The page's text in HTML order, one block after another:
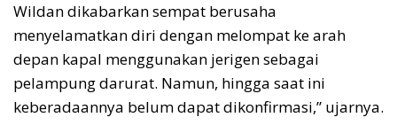
Wildan dikabarkan sempat berusaha
menyelamatkan diri dengan melompat ke arah
depan kapal menggunakan jerigen sebagai
pelampung darurat. Namun, hingga saat ini
keberadaannya belum dapat dikonfirmasi,” ujarnya.